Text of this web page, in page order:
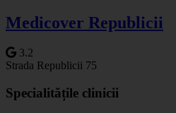
Medicover Republicii
3.2
Strada Republicii 75
Specialitățile clinicii